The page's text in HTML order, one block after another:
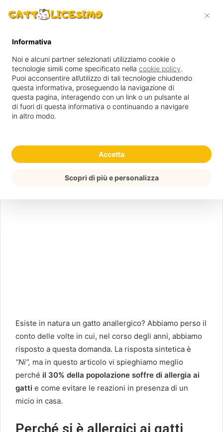
Cerca
Menu
Guide
Esiste davvero un
Esiste in natura un gatto anallergico? Abbiamo perso il
conto delle volte in cui, nel corso degli anni, abbiamo
risposto a questa domanda. La risposta sintetica è
“Ni”, ma in questo articolo vi spieghiamo meglio
perché il 30% della popolazione soffre di allergia ai
gatti e come evitare le reazioni in presenza di un
micio in casa.
Informativa
Noi e alcuni partner selezionati utilizziamo cookie o
tecnologie simili come specificato nella cookie policy.
Puoi acconsentire all’utilizzo di tali tecnologie chiudendo
questa informativa, proseguendo la navigazione di
questa pagina, interagendo con un link o un pulsante al
di fuori di questa informativa o continuando a navigare
in altro modo.
Scopri di più e personalizza
Accetta
×